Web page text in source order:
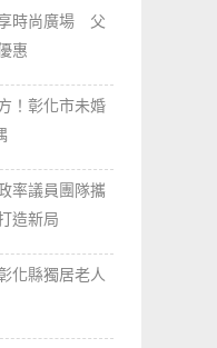
時尚廣場 父
惠
！彰化市未婚
率議員團隊攜
造新局
化縣獨居老人